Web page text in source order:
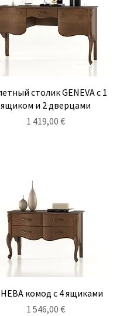
Быстрый просмотр
столик GENEVA с 1
ящиком и 2 дверцами
Цена
1 419,00 €
Быстрый просмотр
комод с 4 ящиками
Цена
1 546,00 €